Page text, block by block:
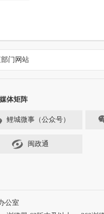
部门网站
体矩阵
鲤城微事（公众号）
闽政通
公室